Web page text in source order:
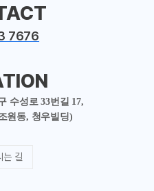
7676
수성로 33번길 17,
원동, 청우빌딩)
는 길